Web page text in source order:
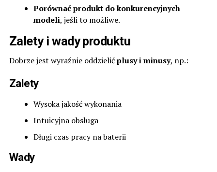
Porównać produkt do konkurencyjnych
modeli, jeśli to możliwe.
Zalety i wady produktu
Dobrze jest wyraźnie oddzielićplusy i minusy, np.:
Zalety
Wysoka jakość wykonania
Intuicyjna obsługa
Długi czas pracy na baterii
Wady